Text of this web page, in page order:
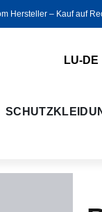
Hersteller ‒ Kauf auf
LU-DE